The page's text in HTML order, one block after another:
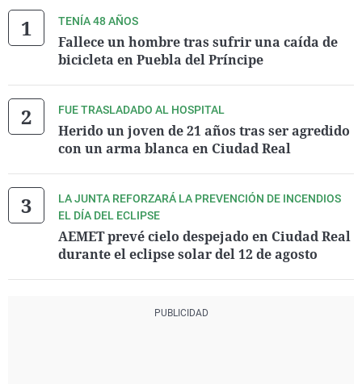
TENÍA 48 AÑOS
Fallece un hombre tras sufrir una caída de
bicicleta en Puebla del Príncipe
FUE TRASLADADO AL HOSPITAL
Herido un joven de 21 años tras ser agredido
con un arma blanca en Ciudad Real
LA JUNTA REFORZARÁ LA PREVENCIÓN DE INCENDIOS
EL DÍA DEL ECLIPSE
AEMET prevé cielo despejado en Ciudad Real
durante el eclipse solar del 12 de agosto